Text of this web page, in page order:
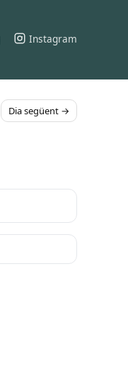
Instagram
Dia següent →